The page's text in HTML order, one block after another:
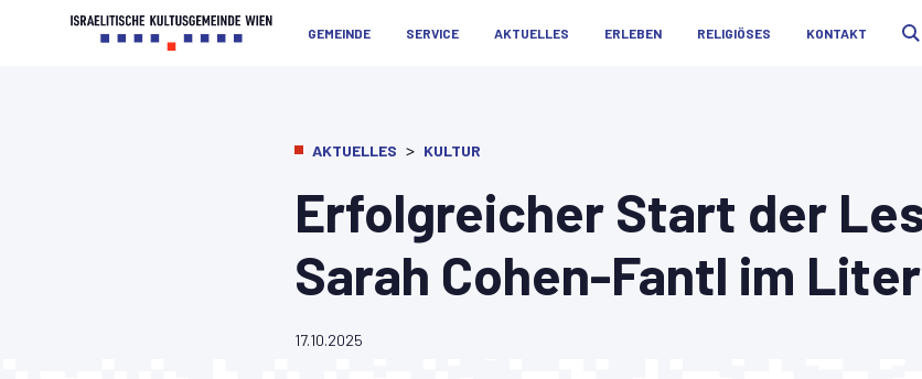
GEMEINDE SERVICE AKTUELLES ERLEBEN RELIGIÖSES KONTAKT
AKTUELLES > KULTUR
Erfolgreicher Start der
Sarah Cohen-Fantl im
17.10.2025